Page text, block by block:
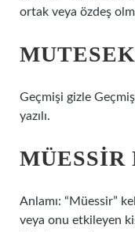
ortak veya özdeş
Geçmişi gizle
yazılı.
MÜESSIR
Anlamı: “Müessir”
veya onu etkileyen